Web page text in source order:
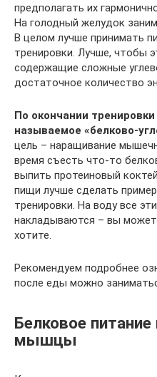
предполагать их
На голодный желудок
В целом лучше принимать
тренировки. Лучше, чтобы
содержащие сложные
достаточное количество
По окончании
называемое «белково-
цель – наращивание
время съесть что-то
выпить протеиновый
пищи лучше сделать
тренировки. На воду все
накладываются – вы
хотите.
Рекомендуем подробнее
после еды можно
Белковое
мышцы